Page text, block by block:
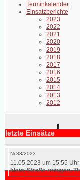
Terminkalender
Einsatzberichte
2023
2022
2021
2020
2019
2018
2017
2016
2015
2014
2013
2012
letzte Einsätze
Nr.33/2023
11.05.2023 um 15:55 Uhr
klein, Straße reinigen,